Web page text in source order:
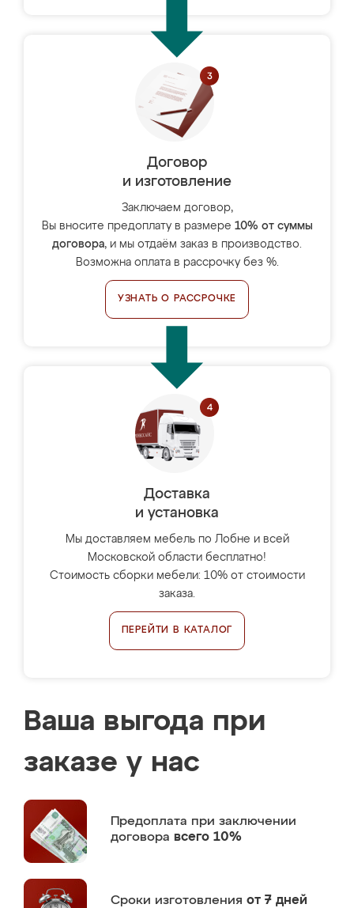
Договор
и изготовление
Заключаем договор,
Вы вносите предоплату в размере 10% от суммы
договора, и мы отдаём заказ в производство.
Возможна оплата в рассрочку без %.
УЗНАТЬ О РАССРОЧКЕ
Доставка
и установка
Мы доставляем мебель по Лобне и всей
Московской области бесплатно!
Стоимость сборки мебели: 10% от стоимости
заказа.
ПЕРЕЙТИ В КАТАЛОГ
Ваша выгода при
заказе у нас
Предоплата при заключении
договора всего 10%
Сроки изготовления от 7 дней